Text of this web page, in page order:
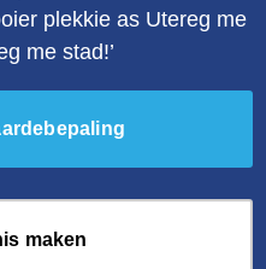
plekkie as Utereg me
me stad!’
maken